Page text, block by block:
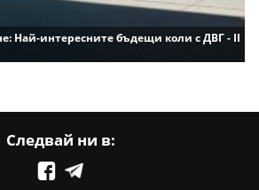
Най-интересните бъдещи коли с ДВГ - II
Следвай ни в: